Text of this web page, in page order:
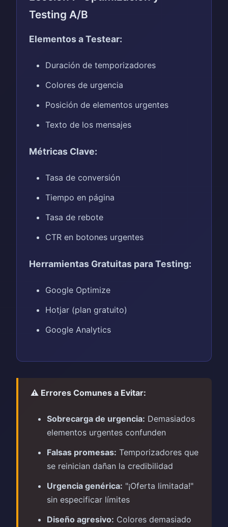
Testing A/B
Elementos a Testear:
Duración de temporizadores
Colores de urgencia
Posición de elementos urgentes
Texto de los mensajes
Métricas Clave:
Tasa de conversión
Tiempo en página
Tasa de rebote
CTR en botones urgentes
Herramientas Gratuitas para Testing:
Google Optimize
Hotjar (plan gratuito)
Google Analytics
⚠️ Errores Comunes a Evitar:
Sobrecarga de urgencia: Demasiados
elementos urgentes confunden
Falsas promesas: Temporizadores que
se reinician dañan la credibilidad
Urgencia genérica: "¡Oferta limitada!"
sin especificar límites
Diseño agresivo: Colores demasiado